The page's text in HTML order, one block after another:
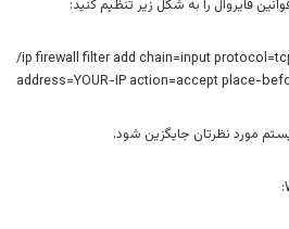
فایروال را به شکل زیر تنظیم کنید:
/ip firewall filter add chain=input
address=YOUR-IP action=accept place-